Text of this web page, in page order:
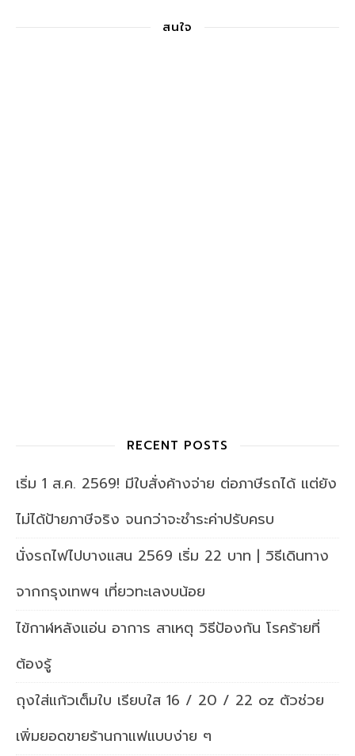
สนใจ
RECENT POSTS
เริ่ม 1 ส.ค. 2569! มีใบสั่งค้างจ่าย ต่อภาษีรถได้ แต่ยัง
ไม่ได้ป้ายภาษีจริง จนกว่าจะชำระค่าปรับครบ
นั่งรถไฟไปบางแสน 2569 เริ่ม 22 บาท | วิธีเดินทาง
จากกรุงเทพฯ เที่ยวทะเลงบน้อย
ไข้กาฬหลังแอ่น อาการ สาเหตุ วิธีป้องกัน โรคร้ายที่
ต้องรู้
ถุงใส่แก้วเต็มใบ เรียบใส 16 / 20 / 22 oz ตัวช่วย
เพิ่มยอดขายร้านกาแฟแบบง่าย ๆ